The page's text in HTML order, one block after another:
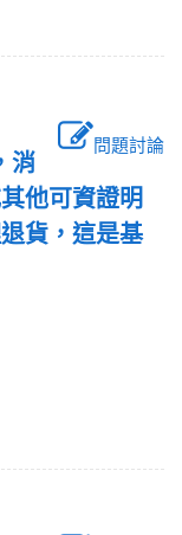
問題討論
消
他可資證明
貨，這是基